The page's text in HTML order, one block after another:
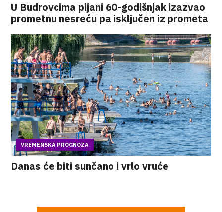
U Budrovcima pijani 60-godišnjak izazvao
prometnu nesreću pa isključen iz prometa
VREMENSKA PROGNOZA
Danas će biti sunčano i vrlo vruće